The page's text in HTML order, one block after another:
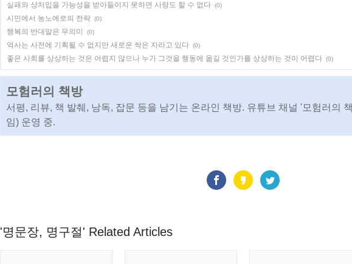
실패와 상처입을 가능성을 받아들이지 못하면 사랑도 할 수 없다 (0)
시민에서 농노에로의 전락 (0)
행복의 반대말은 무의미 (0)
역사는 사전에 기획될 수 없지만 새로운 싹은 자라고 있다 (0)
좋은 사회를 상상하는 것은 어렵지 않으나 누가 그것을 행동에 옮길 것인가를 상상하는 것이 어렵다 (0)
모험러의 책방
서평, 리뷰, 책 발췌, 낭독, 잡문 등을 남기는 온라인 책방. 유튜브 채널 '모험러의 책
임) 운영 중.
'명문장, 명구절' Related Articles